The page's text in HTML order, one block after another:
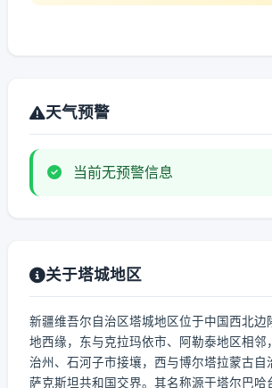
天气预警
当前无预警信息
关于塔城地区
新疆维吾尔自治区塔城地区位于中国西北边
地西缘，东与克拉玛依市、阿勒泰地区相邻
治州、石河子市接壤，西与博尔塔拉蒙古自
萨克斯坦共和国交界。其名称源于塔尔巴哈